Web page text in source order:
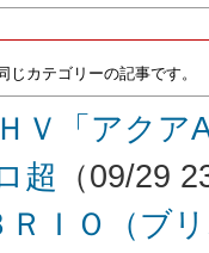
じカテゴリーの記事です。
Ｖ「アク
超
（09/29
ＩＯ（ブ